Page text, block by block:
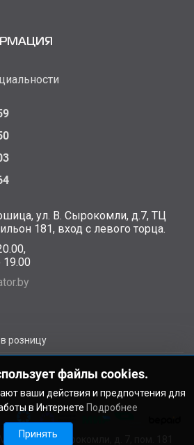
ул. В. Сырокомли, д.7, ТЦ
181, вход с левого торца.
19.00
розницу
ул. В. Сырокомли, д. 7, пом. 181
файлы cookies.
ваши действия и предпочтения для
в Интернете Подробнее
Принять